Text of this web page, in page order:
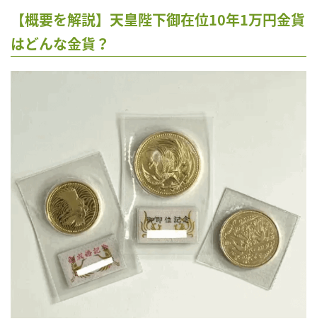
【概要を解説】天皇陛下御在位10年1万円金貨
はどんな金貨？